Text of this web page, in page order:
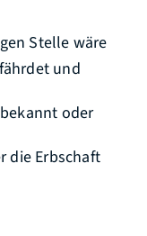
Stelle wäre
und
oder
die Erbschaft